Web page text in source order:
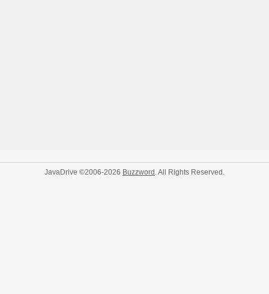
JavaDrive ©2006-2026 Buzzword . All Rights Reserved.